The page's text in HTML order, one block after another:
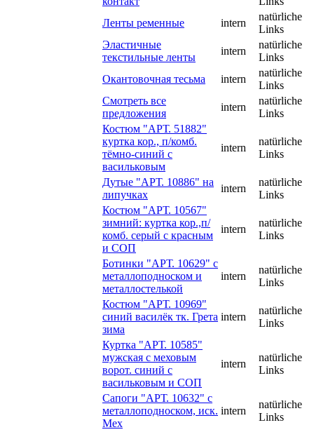
Ленты ременные
intern
natürliche
Links
Эластичные
текстильные ленты
intern
natürliche
Links
Окантовочная тесьма
intern
natürliche
Links
Смотреть все
предложения
intern
natürliche
Links
Костюм "АРТ. 51882"
куртка кор., п/комб.
тёмно-синий с
васильковым
intern
natürliche
Links
Дутые "АРТ. 10886" на
липучках
intern
natürliche
Links
Костюм "АРТ. 10567"
зимний: куртка кор.,п/
комб. серый с красным
и СОП
intern
natürliche
Links
Ботинки "АРТ. 10629" с
металлоподноском и
металлостелькой
intern
natürliche
Links
Костюм "АРТ. 10969"
синий василёк тк. Грета
зима
intern
natürliche
Links
Куртка "АРТ. 10585"
мужская с меховым
ворот. синий с
васильковым и СОП
intern
natürliche
Links
Сапоги "АРТ. 10632" с
металлоподноском, иск.
Мех
intern
natürliche
Links